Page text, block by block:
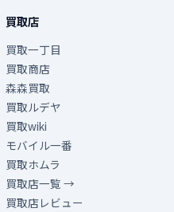
買取店
買取一丁目
買取商店
森森買取
買取ルデヤ
買取wiki
モバイル一番
買取ホムラ
買取店一覧 →
買取店レビュー